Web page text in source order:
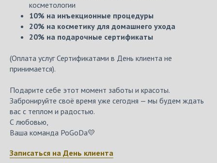
косметологии
10% на инъекционные процедуры
20% на косметику для домашнего ухода
20% на подарочные сертификаты
(Оплата услуг Сертификатами в День клиента не
принимается).
Подарите себе этот момент заботы и красоты.
Забронируйте своё время уже сегодня — мы будем ждать
вас с теплом и радостью.
С любовью,
Ваша команда PoGoDa💛
Записаться на День клиента